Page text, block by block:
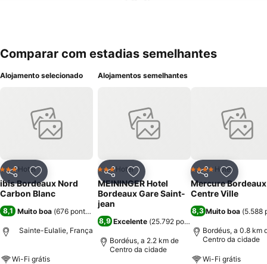
Comparar com estadias semelhantes
Alojamento selecionado
PartilharAdicionar aos favoritos
3 Estrelas
Hotel
ibis Bordeaux Nord
Carbon Blanc
8,1 Muito boa (676 pontuações
Sainte-Eulalie, França
Wi-Fi grátis
Alojamentos semelhantes
PartilharAdicionar aos favoritos
3 Estrelas
Hotel
MEININGER Hotel
Bordeaux Gare Saint-
jean
8,9 Excelente (25.792 pontuações
Bordéus, a 2.2 km de
Centro da cidade
Partilhar
4 EstrelasHotel
Mercure Bordeaux
Centre Ville
8,3 Muito boa (5.588
Bordéus, a 0.8 km
Centro da cidade
Wi-Fi grátis